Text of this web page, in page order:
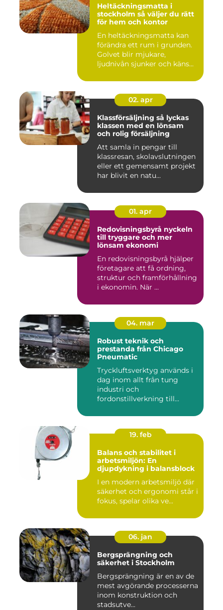
Heltäckningsmatta i
stockholm så väljer du rätt
för hem och kontor
En heltäckningsmatta kan
förändra ett rum i grunden.
Golvet blir mjukare,
ljudnivån sjunker och käns...
02. apr
Klassförsäljning så lyckas
klassen med en lönsam
och rolig försäljning
Att samla in pengar till
klassresan, skolavslutningen
eller ett gemensamt projekt
har blivit en natu...
01. apr
Redovisningsbyrå nyckeln
till tryggare och mer
lönsam ekonomi
En redovisningsbyrå hjälper
företagare att få ordning,
struktur och framförhållning
i ekonomin. När ...
04. mar
Robust teknik och
prestanda från Chicago
Pneumatic
Tryckluftsverktyg används i
dag inom allt från tung
industri och
fordonstillverkning till...
19. feb
Balans och stabilitet i
arbetsmiljön: En
djupdykning i balansblock
I en modern arbetsmiljö där
säkerhet och ergonomi står i
fokus, spelar olika ve...
06. jan
Bergsprängning och
säkerhet i Stockholm
Bergsprängning är en av de
mest avgörande processerna
inom konstruktion och
stadsutve...